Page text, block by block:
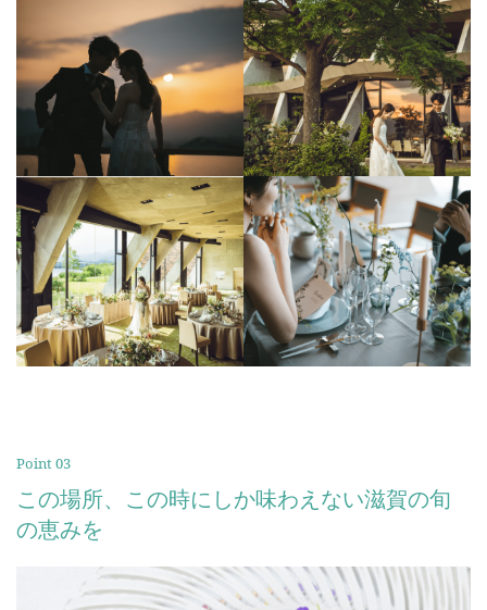
Point 03
この場所、この時にしか味わえない滋賀の旬
の恵みを